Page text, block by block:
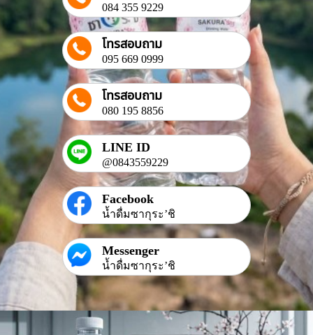
084 355 9229
โทรสอบถาม
095 669 0999
โทรสอบถาม
080 195 8856
LINE ID
@0843559229
Facebook
น้ำดื่มซากุระ’ชิ
Messenger
น้ำดื่มซากุระ’ชิ